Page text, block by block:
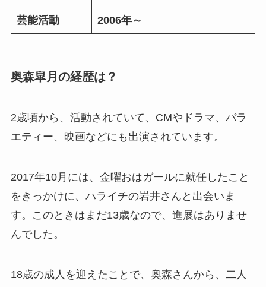
芸能活動 2006年～
奥森皐月の経歴は？
2歳頃から、活動されていて、CMやドラマ、バラ
エティー、映画などにも出演されています。
2017年10月には、金曜おはガールに就任したこと
をきっかけに、ハライチの岩井さんと出会いま
す。このときはまだ13歳なので、進展はありませ
んでした。
18歳の成人を迎えたことで、奥森さんから、二人